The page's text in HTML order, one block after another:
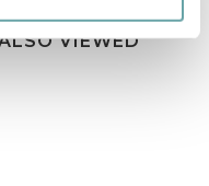
VIEWED